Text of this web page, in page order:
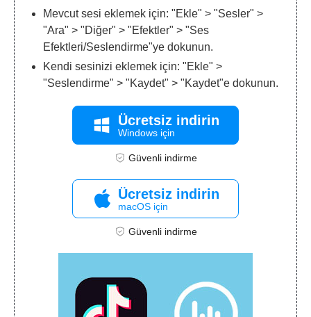
Mevcut sesi eklemek için: "Ekle" > "Sesler" >
"Ara" > "Diğer" > "Efektler" > "Ses
Efektleri/Seslendirme"ye dokunun.
Kendi sesinizi eklemek için: "Ekle" >
"Seslendirme" > "Kaydet" > "Kaydet"e dokunun.
Ücretsiz indirin
Windows için
Güvenli indirme
Ücretsiz indirin
macOS için
Güvenli indirme